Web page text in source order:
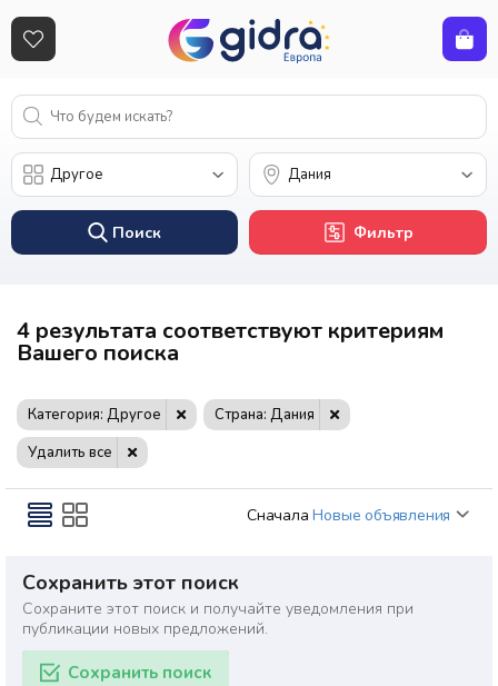
Поиск Фильтр
4 результата соответствуют критериям
Вашего поиска
Категория: Другое
Страна: Дания
Удалить все
Сначала Новые объявления
Сохранить этот поиск
Сохраните этот поиск и получайте уведомления при
публикации новых предложений.
Сохранить поиск